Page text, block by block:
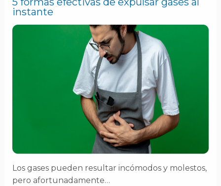
instante
Los gases pueden resultar incómodos y molestos,
pero afortunadamente…